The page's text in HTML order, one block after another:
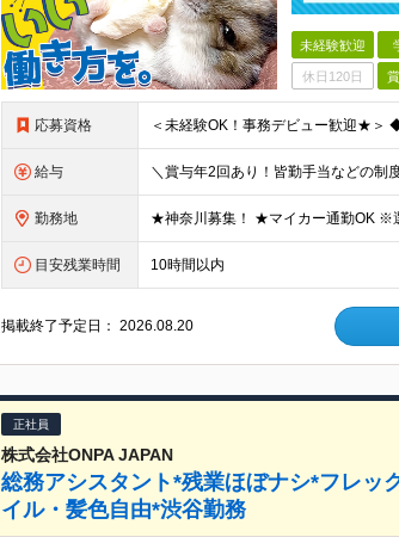
未経験歓迎
休日120日
応募資格
給与
勤務地
目安残業時間 10時間以内
掲載終了予定日：2026.08.20
正社員
株式会社ONPA JAPAN
総務アシスタント*残業ほぼナシ*フレッ
イル・髪色自由*渋谷勤務